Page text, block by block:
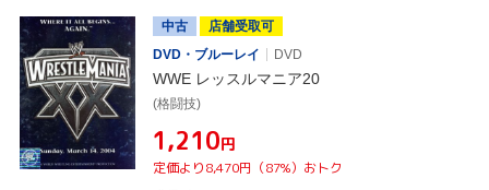
中古
店舗受取可
DVD・ブルーレイ
DVD
WWE レッスルマニア20
(格闘技)
¥1,210円
定価より8,470円（87%）おトク